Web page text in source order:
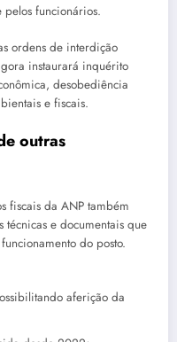
funcionários.
ordens de interdição
instaurará inquérito
desobediência
e fiscais.
outras
fiscais da ANP também
e documentais que
do posto.
aferição da